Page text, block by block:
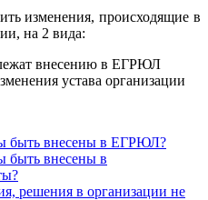
изменения, происходящие в
на 2 вида:
внесению в ЕГРЮЛ
устава организации
быть внесены в ЕГРЮЛ?
быть внесены в
решения в организации не